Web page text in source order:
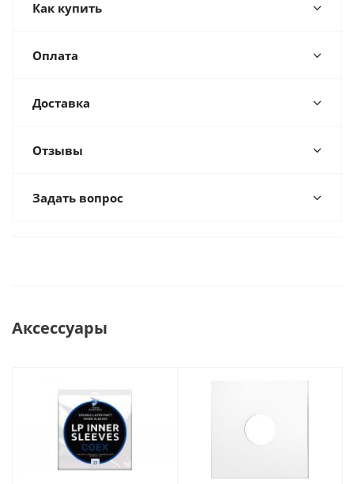
Как купить
Оплата
Доставка
Отзывы
Задать вопрос
Аксессуары